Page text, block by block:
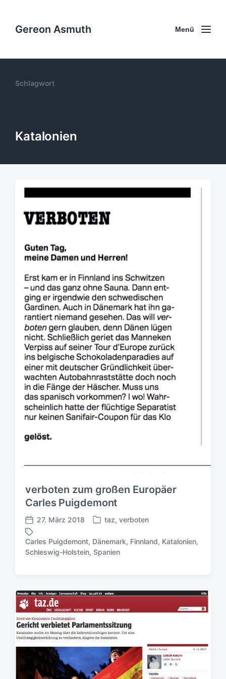
Gereon Asmuth Menü
Schlagwort
Katalonien
verboten zum großen Europäer
Carles Puigdemont
V
e
r
ö
e
n
t
l
i
c
27. März 2018
V
r
ö
e
n
t
i
c
i
taz, verboten
S
a
g
w
ö
r
Carles Puigdemont, Dänemark, Finnland, Katalonien,
Schleswig-Holstein, Spanien